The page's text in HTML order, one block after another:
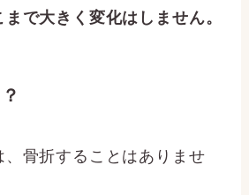
で大きく変化はしません。
骨折することはありませ